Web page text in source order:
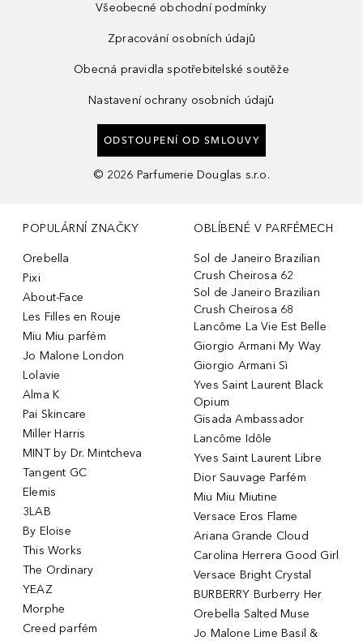
Všeobecné obchodní podmínky
Zpracování osobních údajů
Obecná pravidla spotřebitelské soutěže
Nastavení ochrany osobních údajů
ODSTOUPENÍ OD SMLOUVY
© 2026 Parfumerie Douglas s.r.o.
POPULÁRNÍ ZNAČKY
Orebella
Pixi
About-Face
Les Filles en Rouje
Miu Miu parfém
Jo Malone London
Lolavie
Alma K
Pai Skincare
Miller Harris
MINT by Dr. Mintcheva
Tangent GC
Elemis
3LAB
By Eloise
This Works
The Ordinary
YEAZ
Morphe
Creed parfém
OBLÍBENÉ V PARFÉMECH
Sol de Janeiro Brazilian
Crush Cheirosa 62
Sol de Janeiro Brazilian
Crush Cheirosa 68
Lancôme La Vie Est Belle
Giorgio Armani My Way
Giorgio Armani Sì
Yves Saint Laurent Black
Opium
Gisada Ambassador
Lancôme Idôle
Yves Saint Laurent Libre
Dior Sauvage Parfém
Miu Miu Miutine
Versace Eros Flame
Ariana Grande Cloud
Carolina Herrera Good Girl
Versace Bright Crystal
BURBERRY Burberry Her
Orebella Salted Muse
Jo Malone Lime Basil &